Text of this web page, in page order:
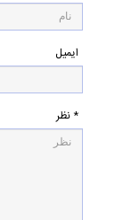
ایمیل
* نظر